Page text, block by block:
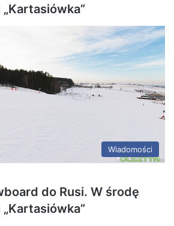
Wiadomości
do Rusi. W środę